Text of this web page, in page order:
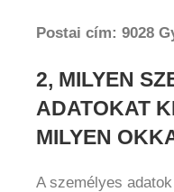
Postai cím: 9028
2, MILYEN
ADATOKAT
MILYEN
A személyes